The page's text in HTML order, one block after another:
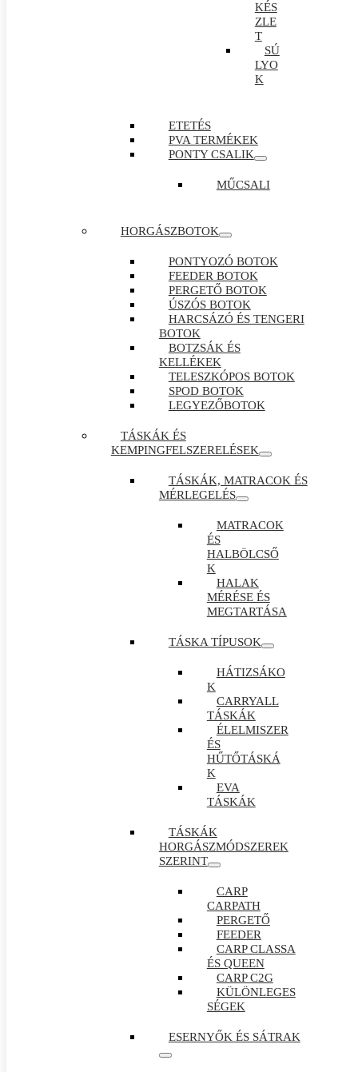
KÉS
ZLE
T
SÚ
LYO
K
ETETÉS
PVA TERMÉKEK
PONTY CSALIK
MŰCSALI
HORGÁSZBOTOK
PONTYOZÓ BOTOK
FEEDER BOTOK
PERGETŐ BOTOK
ÚSZÓS BOTOK
HARCSÁZÓ ÉS TENGERI
BOTOK
BOTZSÁK ÉS
KELLÉKEK
TELESZKÓPOS BOTOK
SPOD BOTOK
LEGYEZŐBOTOK
TÁSKÁK ÉS
KEMPINGFELSZERELÉSEK
TÁSKÁK, MATRACOK ÉS
MÉRLEGELÉS
MATRACOK
ÉS
HALBÖLCSŐ
K
HALAK
MÉRÉSE ÉS
MEGTARTÁSA
TÁSKA TÍPUSOK
HÁTIZSÁKO
K
CARRYALL
TÁSKÁK
ÉLELMISZER
ÉS
HŰTŐTÁSKÁ
K
EVA
TÁSKÁK
TÁSKÁK
HORGÁSZMÓDSZEREK
SZERINT
CARP
CARPATH
PERGETŐ
FEEDER
CARP CLASSA
ÉS QUEEN
CARP C2G
KÜLÖNLEGES
SÉGEK
ESERNYŐK ÉS SÁTRAK